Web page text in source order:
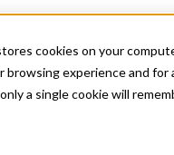
cookies on your
browsing experience and for
a single cookie will